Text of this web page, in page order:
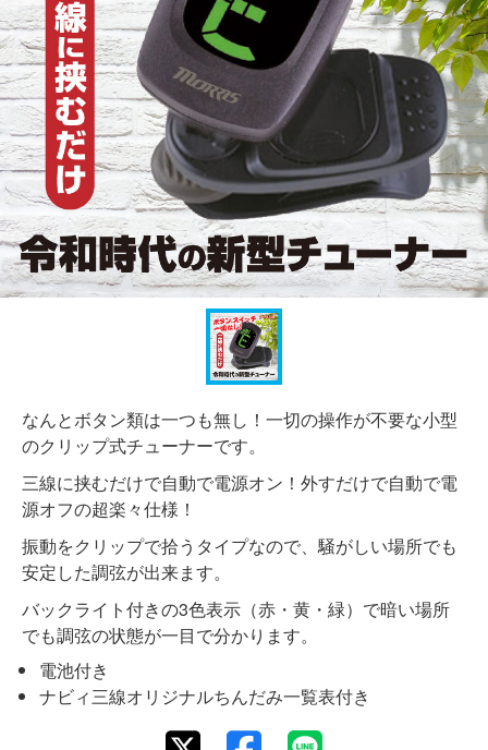
なんとボタン類は一つも無し！一切の操作が不要な小型
のクリップ式チューナーです。
三線に挟むだけで自動で電源オン！外すだけで自動で電
源オフの超楽々仕様！
振動をクリップで拾うタイプなので、騒がしい場所でも
安定した調弦が出来ます。
バックライト付きの3色表示（赤・黄・緑）で暗い場所
でも調弦の状態が一目で分かります。
電池付き
ナビィ三線オリジナルちんだみ一覧表付き